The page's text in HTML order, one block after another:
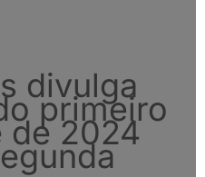
divulga
primeiro
de 2024